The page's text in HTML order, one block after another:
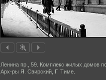
Ленина пр., 59. Комплекс жилых домов
Арх-ры Я. Свирский, Г. Тиме.